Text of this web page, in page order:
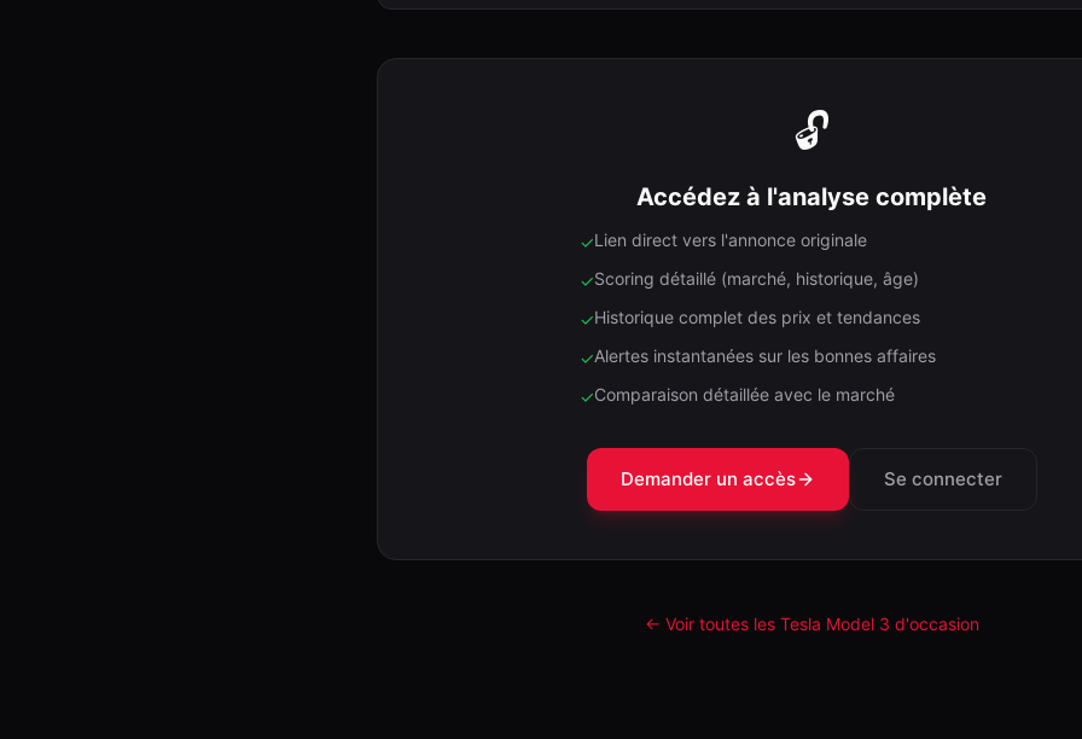
🔓
Accédez à l'analyse complète
✓Lien direct vers l'annonce originale
✓Scoring détaillé (marché, historique, âge)
✓Historique complet des prix et tendances
✓Alertes instantanées sur les bonnes affaires
✓Comparaison détaillée avec le marché
Demander un accès Se connecter
← Voir toutes les Tesla Model 3 d'occasion